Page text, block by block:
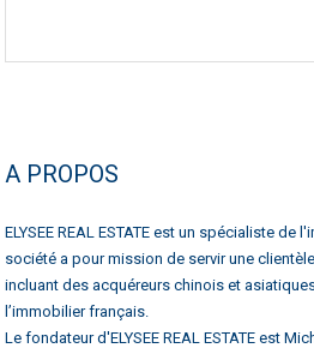
A PROPOS
ELYSEE REAL ESTATE est un spécialiste de
société a pour mission de servir une
incluant des acquéreurs chinois et
l’immobilier français.
Le fondateur d'ELYSEE REAL ESTATE est